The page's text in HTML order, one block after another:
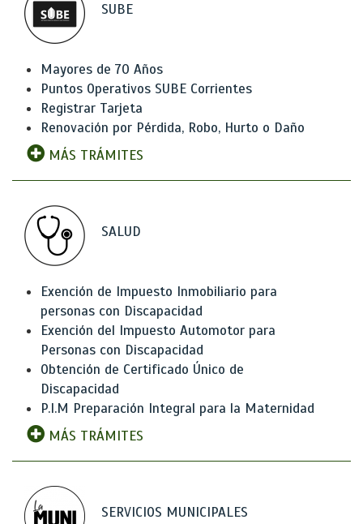
SUBE
Mayores de 70 Años
Puntos Operativos SUBE Corrientes
Registrar Tarjeta
Renovación por Pérdida, Robo, Hurto o Daño
MÁS TRÁMITES
SALUD
Exención de Impuesto Inmobiliario para
personas con Discapacidad
Exención del Impuesto Automotor para
Personas con Discapacidad
Obtención de Certificado Único de
Discapacidad
P.I.M Preparación Integral para la Maternidad
MÁS TRÁMITES
SERVICIOS MUNICIPALES